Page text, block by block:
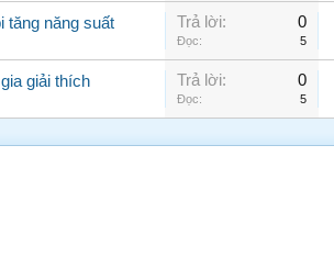
tăng năng suất Trả lời: 0
Đọc: 5
giải thích Trả lời: 0
Đọc: 5